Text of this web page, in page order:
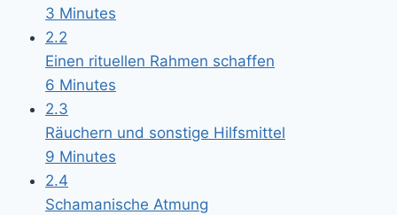
3 Minutes
2.2
Einen rituellen Rahmen schaffen
6 Minutes
2.3
Räuchern und sonstige Hilfsmittel
9 Minutes
2.4
Schamanische Atmung